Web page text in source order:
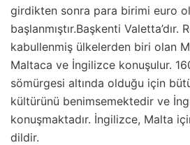
girdikten sonra para birimi euro
başlanmıştır.Başkenti Valetta’dır.
kabullenmiş ülkelerden biri olan
Maltaca ve İngilizce konuşulur.
sömürgesi altında olduğu için
kültürünü benimsemektedir ve
konuşmaktadır. İngilizce, Malta
dildir.